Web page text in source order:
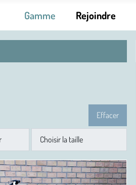
Gamme Rejoindre
Effacer
Taille